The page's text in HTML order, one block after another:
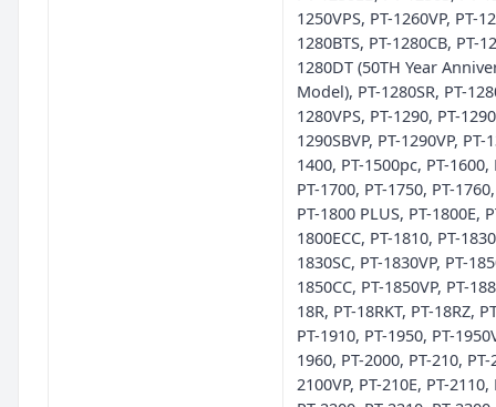
1250VPS, PT-1260VP, PT-
1280BTS, PT-1280CB, PT-
1280DT (50TH Year
Model), PT-1280SR, PT-
1280VPS, PT-1290, PT-
1290SBVP, PT-1290VP, PT-
1400, PT-1500pc, PT-1600,
PT-1700, PT-1750, PT-
PT-1800 PLUS, PT-1800E,
1800ECC, PT-1810, PT-
1830SC, PT-1830VP, PT-
1850CC, PT-1850VP, PT-
18R, PT-18RKT, PT-18RZ,
PT-1910, PT-1950, PT-
1960, PT-2000, PT-210, PT-
2100VP, PT-210E, PT-2110,